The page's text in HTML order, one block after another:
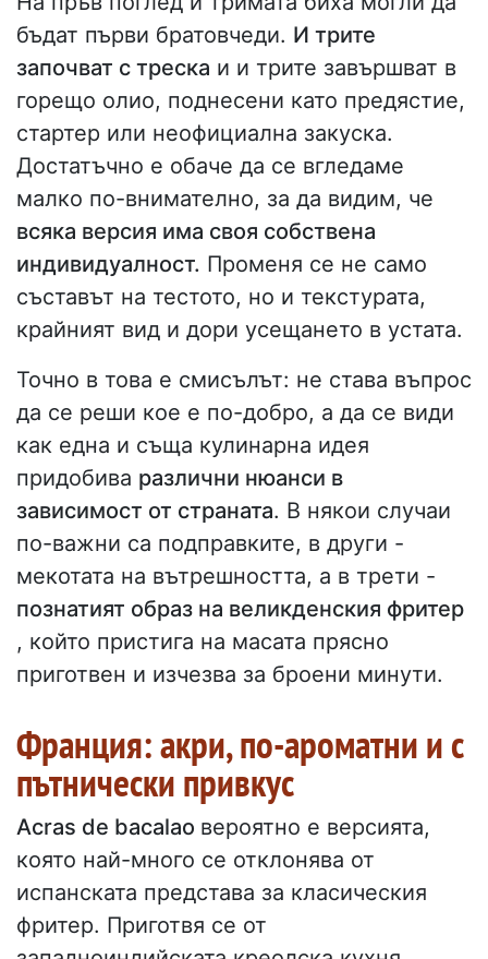
бъдат първи братовчеди. И трите
започват с треска и и трите завършват в
горещо олио, поднесени като предястие,
стартер или неофициална закуска.
Достатъчно е обаче да се вгледаме
малко по-внимателно, за да видим, че
всяка версия има своя собствена
индивидуалност. Променя се не само
съставът на тестото, но и текстурата,
крайният вид и дори усещането в устата.
Точно в това е смисълът: не става въпрос
да се реши кое е по-добро, а да се види
как една и съща кулинарна идея
придобива различни нюанси в
зависимост от страната. В някои случаи
по-важни са подправките, в други -
мекотата на вътрешността, а в трети -
познатият образ на великденския фритер
, който пристига на масата прясно
приготвен и изчезва за броени минути.
Франция: акри, по-ароматни и с
пътнически привкус
Acras de bacalao вероятно е версията,
която най-много се отклонява от
испанската представа за класическия
фритер. Приготвя се от